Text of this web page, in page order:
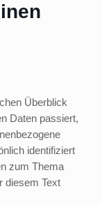
Überblick
Daten passiert,
identifiziert
zum Thema
diesem Text